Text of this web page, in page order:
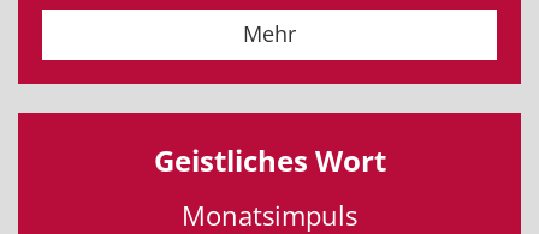
Mehr
Geistliches Wort
Monatsimpuls